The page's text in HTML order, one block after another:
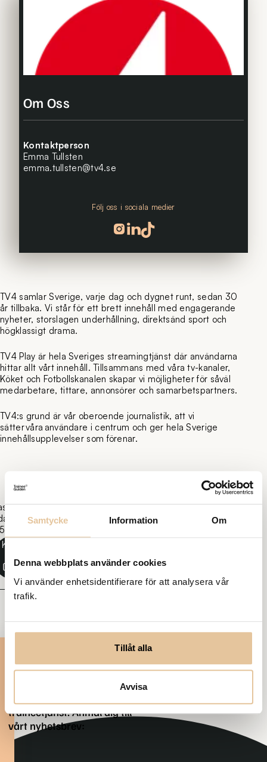
Samtycke Information Om
Denna webbplats använder cookies
Vi använder enhetsidentifierare för att analysera vår
trafik.
Tillåt alla
Avvisa
TV4 samlar Sverige, varje dag och dygnet runt, sedan 30
år tillbaka. Vi står för ett brett innehåll med engagerande
nyheter, storslagen underhållning, direktsänd sport och
högklassigt drama.
TV4 Play är hela Sveriges streamingtjänst där användarna
hittar allt vårt innehåll. Tillsammans med våra tv-kanaler,
Köket och Fotbollskanalen skapar vi möjligheter för såväl
medarbetare, tittare, annonsörer och samarbetspartners.
TV4:s grund är vår oberoende journalistik, att vi
sätter våra användare i centrum och ger hela Sverige
innehållsupplevelser som förenar.
Om Oss
Kontaktperson
Emma Tullsten
emma.tullsten@tv4.se
Följ oss i sociala medier
Följ oss på instagram
Följ oss på linkedin
Följ oss på tiktok
03-14
Kopiera
Prenumerera på nya
tjänster
Var först med att få veta när
traineetjänst. Anmäl dig till
vårt nyhetsbrev: